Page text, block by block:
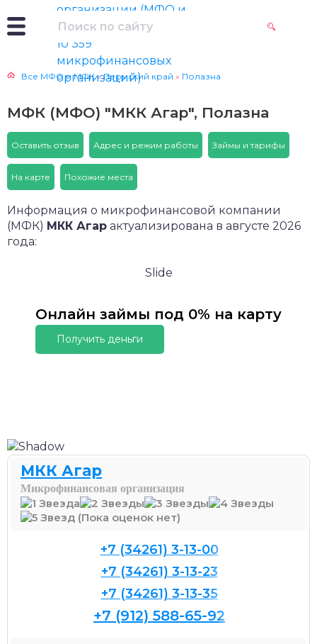
Все МФО и МФК » Пермский край » Полазна
МФК (МФО) "МКК Агар", Полазна
Оставить отзыв Адрес и режим работы Займы и тарифы
На карте Похожие места
Информация о микрофинансовой компании
(МФК) МКК Агар актуализирована в августе 2026
года:
Slide
Онлайн займы под 0% на карту
Получить деньги
МКК Агар
Микрофинансовая организация
(Пока оценок нет)
+7 (34261) 3-13-00
+7 (34261) 3-13-23
+7 (34261) 3-13-35
+7 (912) 588-65-92